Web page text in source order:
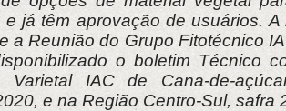
e já têm aprovação de usuários. A
a Reunião do Grupo Fitotécnico
o boletim Técnico
Varietal IAC de Cana-de-
e na Região Centro-Sul, safra